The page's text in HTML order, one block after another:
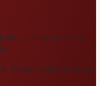
mặt — nhưng sau vài trận,
Không so sánh với các giải